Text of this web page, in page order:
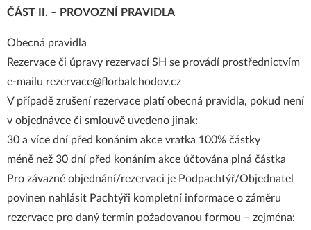
ČÁST II. – PROVOZNÍ PRAVIDLA
Obecná pravidla
Rezervace či úpravy rezervací SH se provádí prostřednictvím
e-mailu rezervace@florbalchodov.cz
V případě zrušení rezervace platí obecná pravidla, pokud není
v objednávce či smlouvě uvedeno jinak:
30 a více dní před konáním akce vratka 100% částky
méně než 30 dní před konáním akce účtována plná částka
Pro závazné objednání/rezervaci je Podpachtýř/Objednatel
povinen nahlásit Pachtýři kompletní informace o záměru
rezervace pro daný termín požadovanou formou – zejména: